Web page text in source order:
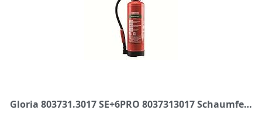
Gloria 803731.3017 SE+6PRO 8037313017 Schaumfeuerloescher 6l Brandklasse: A, B 1St